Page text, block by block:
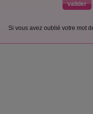
Si vous avez oublié votre mot